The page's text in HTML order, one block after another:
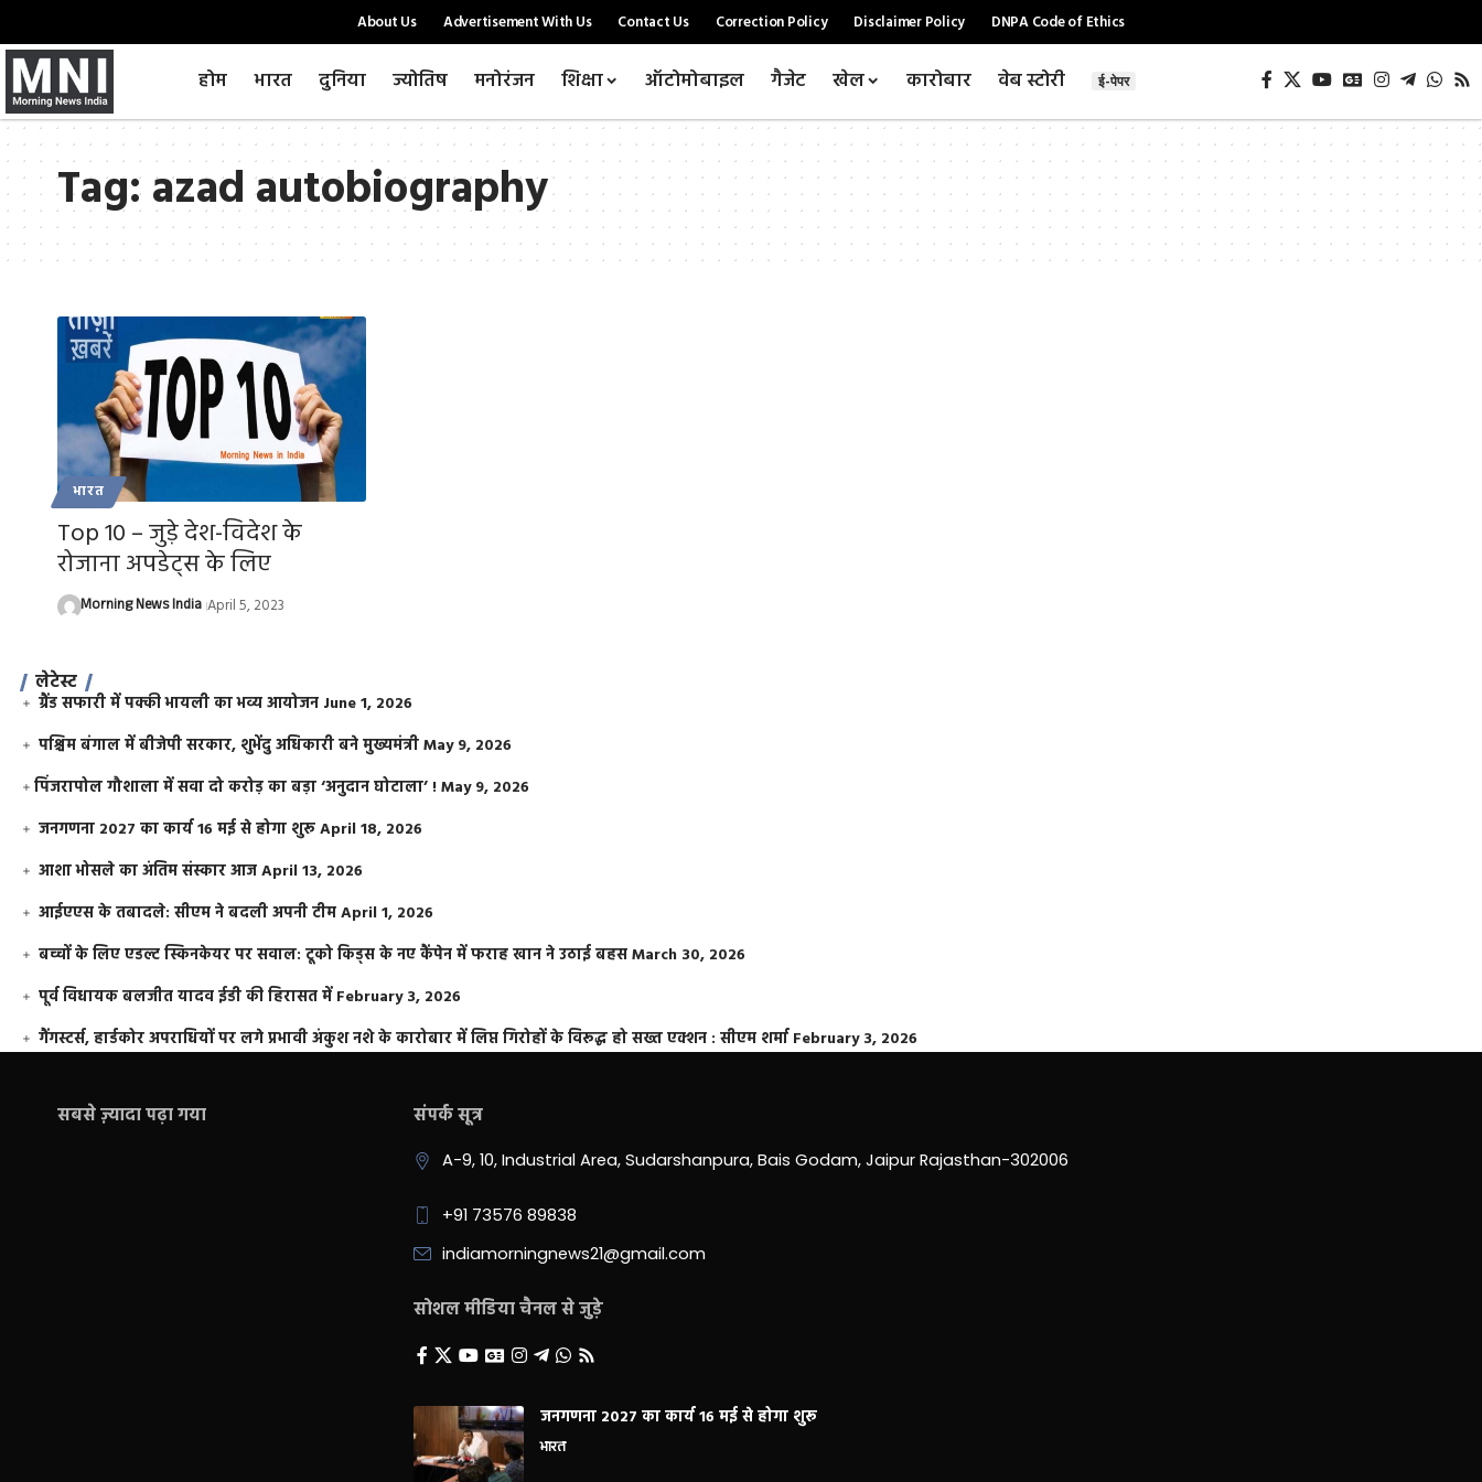
About Us Advertisement With Us Contact Us Correction Policy Disclaimer Policy DNPA Code of Ethics
होम भारत दुनिया ज्योतिष मनोरंजन शिक्षा ऑटोमोबाइल गैजेट खेल कारोबार वेब स्टोरी ई-पेपर
Tag:azad autobiography
भारत
Top 10 – जुड़े देश-विदेश के
रोजाना अपडेट्स के लिए
Morning News India April 5, 2023
लेटेस्ट
ग्रैंड सफारी में पक्की भायली का भव्य आयोजन June 1, 2026
पश्चिम बंगाल में बीजेपी सरकार, शुभेंदु अधिकारी बने मुख्यमंत्रीMay 9, 2026
​पिंजरापोल गौशाला में सवा दो करोड़ का बड़ा ‘अनुदान घोटाला’ !May 9, 2026
जनगणना 2027 का कार्य 16 मई से होगा शुरूApril 18, 2026
आशा भोसले का अंतिम संस्कार आजApril 13, 2026
आईएएस के तबादले: सीएम ने बदली अपनी टीमApril 1, 2026
बच्चों के लिए एडल्ट स्किनकेयर पर सवाल: टूको किड्स के नए कैंपेन में फराह खान ने उठाई बहसMarch 30, 2026
पूर्व विधायक बलजीत यादव ईडी की हिरासत में February 3, 2026
गैंगस्टर्स, हार्डकोर अपराधियों पर लगे प्रभावी अंकुश नशे के कारोबार में लिप्त गिरोहों के विरूद्ध हो सख्त एक्शन : सीएम शर्मा February 3, 2026
सबसे ज़्यादा पढ़ा गया संपर्क सूत्र
A-9, 10, Industrial Area, Sudarshanpura, Bais Godam, Jaipur Rajasthan-302006
+91 73576 89838
indiamorningnews21@gmail.com
सोशल मीडिया चैनल से जुड़े
जनगणना 2027 का कार्य 16 मई से होगा शुरू
भारत